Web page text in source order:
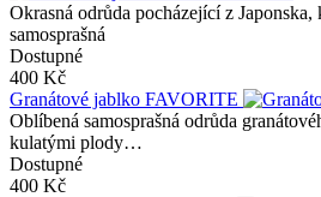
Okrasná odrůda pocházející z Japonska,
samosprašná
Dostupné
400 Kč
Granátové jablko FAVORITE
Oblíbená samosprašná odrůda
kulatými plody…
Dostupné
400 Kč